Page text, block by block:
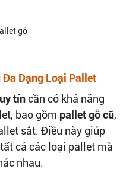
Đa Dạng Loại Pallet
tíncần có khả năng
bao gồm pallet gỗ cũ,
sắt. Điều này giúp
cả các loại pallet mà
nhau.